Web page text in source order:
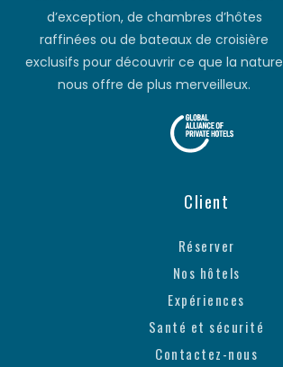
d’exception, de chambres d’hôtes
raffinées ou de bateaux de croisière
exclusifs pour découvrir ce que la nature
nous offre de plus merveilleux.
Client
Réserver
Nos hôtels
Expériences
Santé et sécurité
Contactez-nous